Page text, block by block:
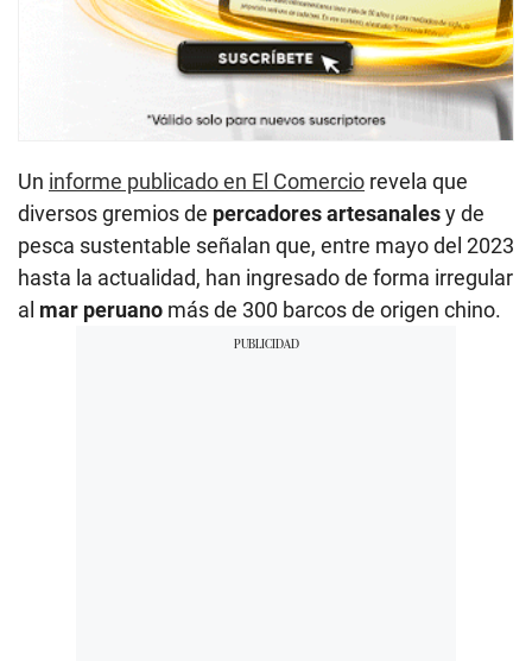
Un informe publicado en El Comercio revela que
diversos gremios de percadores artesanalesy de
pesca sustentable señalan que, entre mayo del 2023
hasta la actualidad, han ingresado de forma irregular
al mar peruano más de 300 barcos de origen chino.